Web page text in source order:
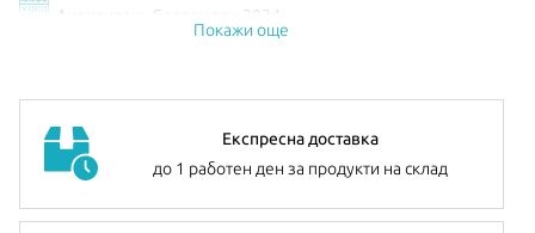
Анонсиран:
Септември 2024
Покажи още
Експресна доставка
до 1 работен ден за продукти на склад